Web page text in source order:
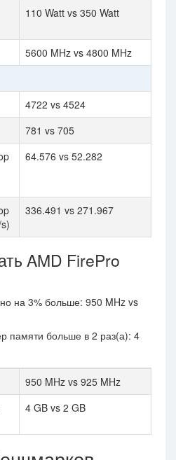
110 Watt vs 350 Watt
5600 MHz vs 4800 MHz
4722 vs 4524
781 vs 705
64.576 vs 52.282
336.491 vs 271.967
AMD FirePro
на 3% больше: 950 MHz vs
памяти больше в 2 раз(а): 4
950 MHz vs 925 MHz
4 GB vs 2 GB